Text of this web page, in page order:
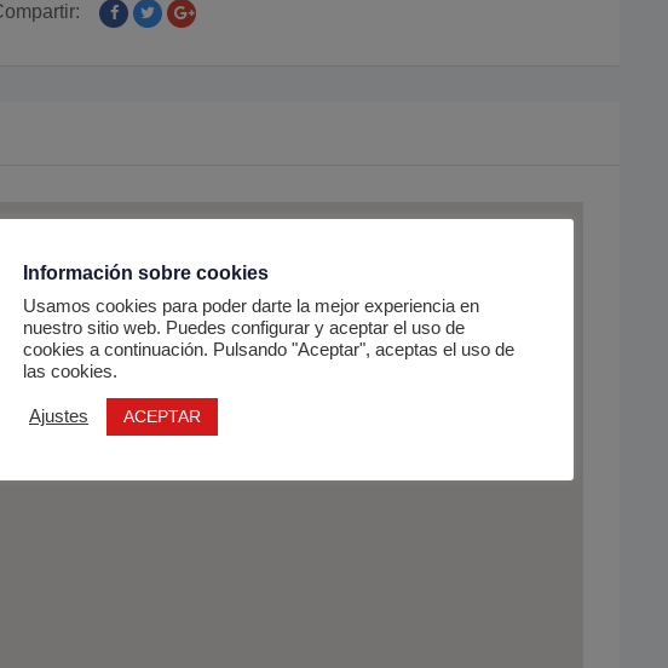
Información sobre cookies
Usamos cookies para poder darte la mejor experiencia en
nuestro sitio web. Puedes configurar y aceptar el uso de
cookies a continuación. Pulsando "Aceptar", aceptas el uso de
las cookies.
Ajustes ACEPTAR